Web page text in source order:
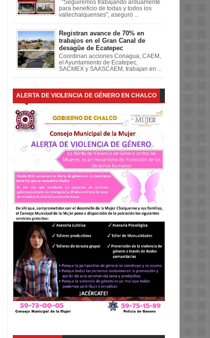
"Seguiremos trabajando arduamente
para beneficio de todas y todos los
vallechalquenses", aseguró ...
Registran avance de 70% en
trabajos en el Gran Canal de
desagüe de Ecatepec
Coordinan acciones Conagua, CAEM,
el Ayuntamiento de Ecatepec,
SACMEX y SAASCAEM, trabajan en ...
ALERTA DE VIOLENCIA DE GÉNERO EN CHALCO